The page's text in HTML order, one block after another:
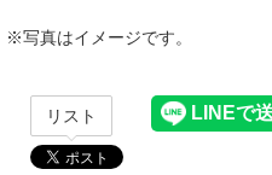
※写真はイメージです。
リスト